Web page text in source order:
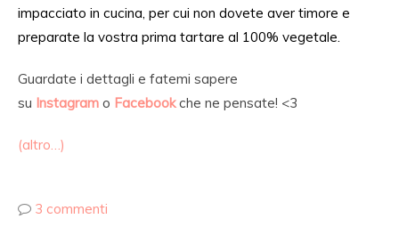
impacciato in cucina, per cui non dovete aver timore e
preparate la vostra prima tartare al 100% vegetale.
Guardate i dettagli e fatemi sapere
su Instagram o Facebookche ne pensate! <3
(altro…)
3 commenti